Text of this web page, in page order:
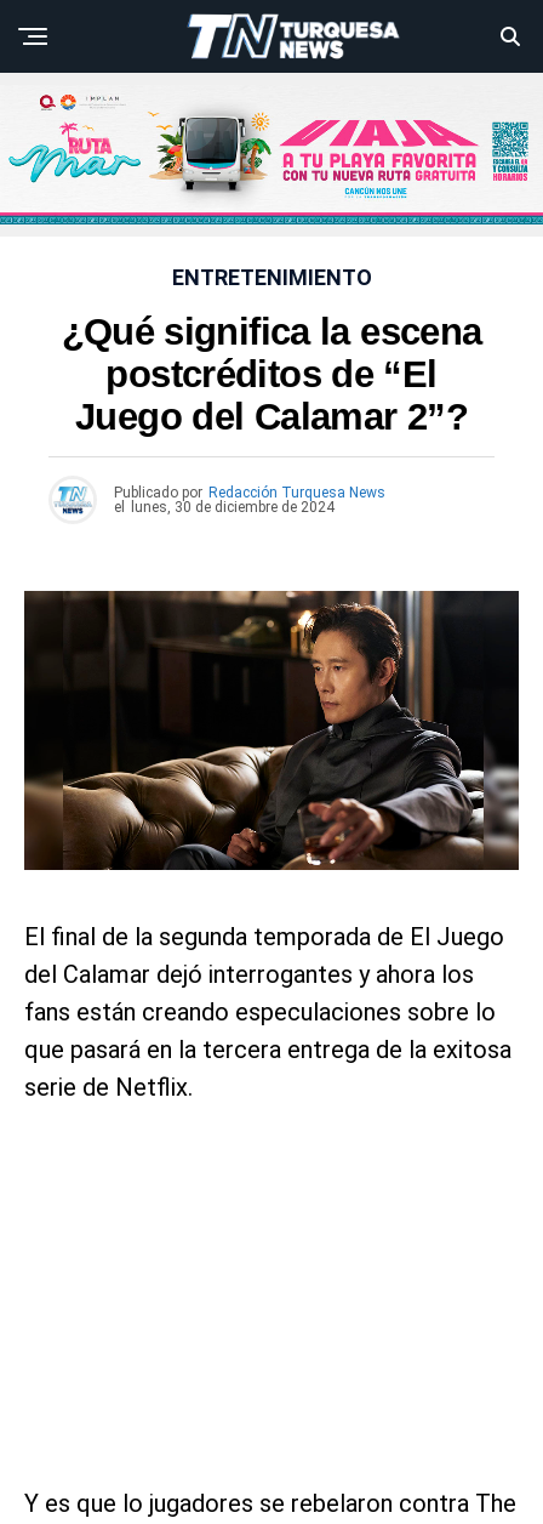
ENTRETENIMIENTO
¿Qué significa la escena
postcréditos de “El
Juego del Calamar 2”?
Publicado por Redacción Turquesa News
el
lunes, 30 de diciembre de 2024
El final de la segunda temporada de El Juego
del Calamar dejó interrogantes y ahora los
fans están creando especulaciones sobre lo
que pasará en la tercera entrega de la exitosa
serie de Netflix.
Y es que lo jugadores se rebelaron contra The